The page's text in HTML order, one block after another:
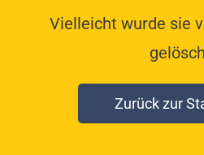
Vielleicht wurde sie
Zurück zur